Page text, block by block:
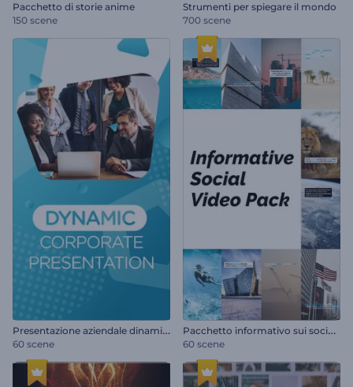
Pacchetto di storie anime
150 scene
Strumenti per spiegare il mondo
700 scene
P
resentazione aziendale dinamica
60 scene
P
acchetto informativo sui social media
60 scene